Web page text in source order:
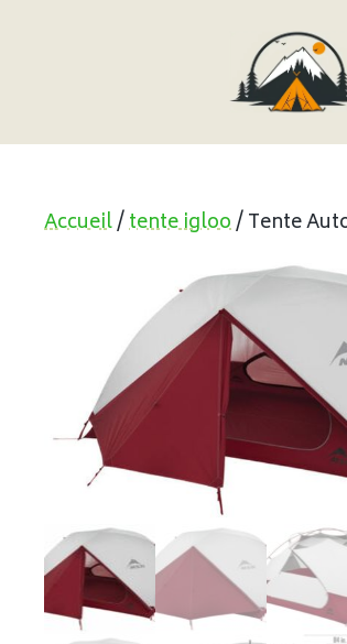
Accueil/tente igloo/ Tente